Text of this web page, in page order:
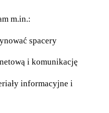
m.in.:
spacery
i komunikację
informacyjne i